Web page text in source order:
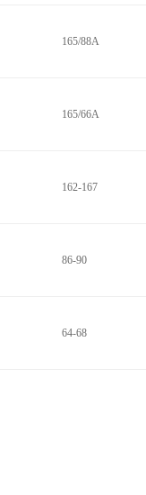
165/88A
165/66A
162-167
86-90
64-68